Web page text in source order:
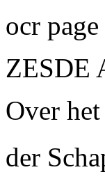
ocr
ZESDE
Over
der